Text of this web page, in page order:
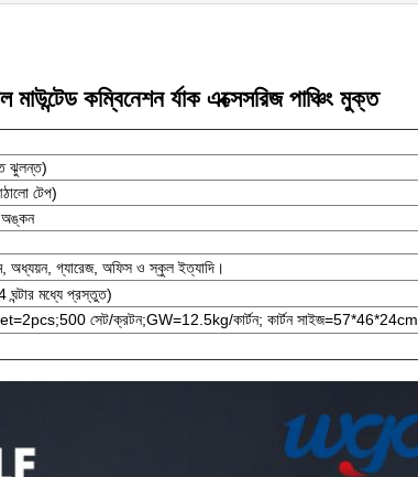
মাউন্টেড কম্বিনেশন র্যাক এক্সেসরিজ পাঞ্চিং মুক্ত
ঝুলন্ত)
টেপ)
অঙ্কন
অধ্যয়ন, গ্যারেজ, অফিস ও স্কুল ইত্যাদি।
ঘন্টার মধ্যে প্রস্তুত)
সেট/ক্রটন;GW=12.5kg/কার্টন; কার্টন সাইজ=57*46*24cm